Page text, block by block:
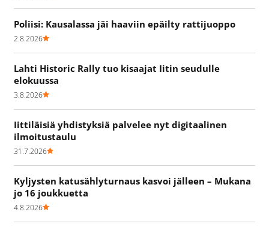
Poliisi: Kausalassa jäi haaviin epäilty rattijuoppo
2.8.2026
Lahti Historic Rally tuo kisaajat Iitin seudulle
elokuussa
3.8.2026
Iittiläisiä yhdistyksiä palvelee nyt digitaalinen
ilmoitustaulu
31.7.2026
Kyljysten katusählyturnaus kasvoi jälleen – Mukana
jo 16 joukkuetta
4.8.2026